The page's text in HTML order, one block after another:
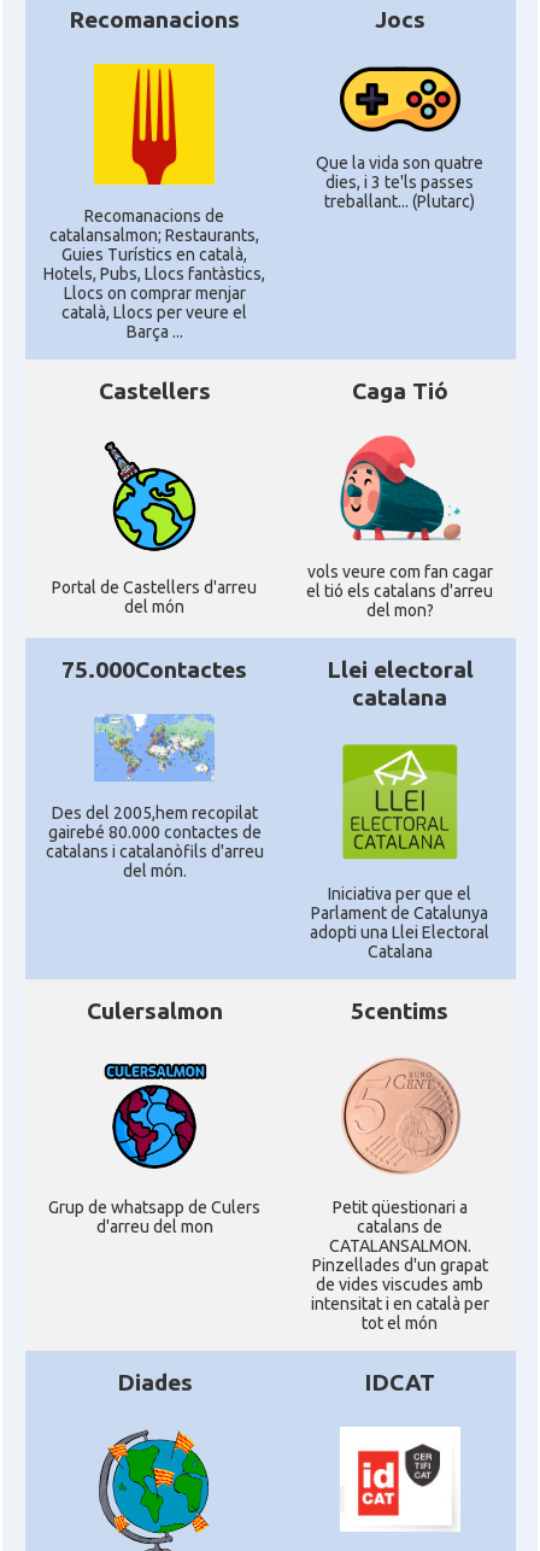
Recomanacions
Recomanacions de
catalansalmon; Restaurants,
Guies Turístics en català,
Hotels, Pubs, Llocs fantàstics,
Llocs on comprar menjar
català, Llocs per veure el
Barça ...
Jocs
Que la vida son quatre
dies, i 3 te'ls passes
treballant... (Plutarc)
Castellers
Portal de Castellers d'arreu
del món
Caga Tió
vols veure com fan cagar
el tió els catalans d'arreu
del mon?
75.000Contactes
Des del 2005,hem recopilat
gairebé 80.000 contactes de
catalans i catalanòfils d'arreu
del món.
Llei electoral
catalana
Iniciativa per que el
Parlament de Catalunya
adopti una Llei Electoral
Catalana
Culersalmon
Grup de whatsapp de Culers
d'arreu del mon
5centims
Petit qüestionari a
catalans de
CATALANSALMON.
Pinzellades d'un grapat
de vides viscudes amb
intensitat i en català per
tot el món
Diades IDCAT